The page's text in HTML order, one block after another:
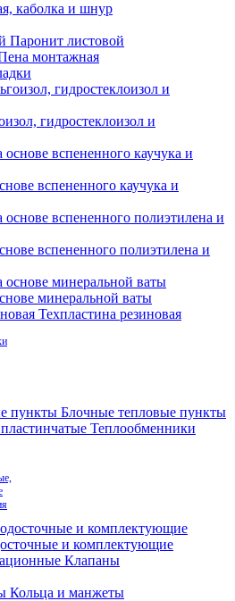
каболка и шнур
Паронит листовой
монтажная
гидростеклоизол и
вспененного каучука и
вспененного полиэтилена и
минеральной ваты
Техпластина резиновая
Блочные тепловые пункты
Теплообменники
и комплектующие
Клапаны
Кольца и манжеты